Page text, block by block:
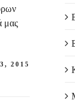
μας
2015